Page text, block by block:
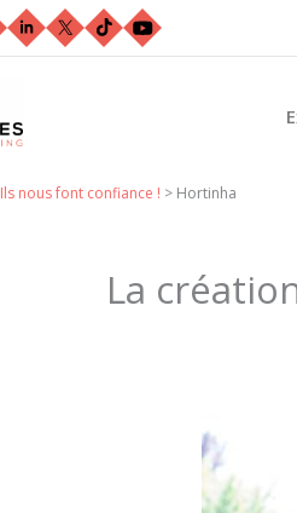
Ils nous font confiance ! > Hortinha
La